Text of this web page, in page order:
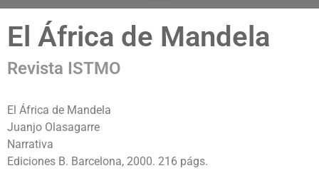
El África de Mandela
Revista ISTMO
El África de Mandela
Juanjo Olasagarre
Narrativa
Ediciones B. Barcelona, 2000. 216 págs.